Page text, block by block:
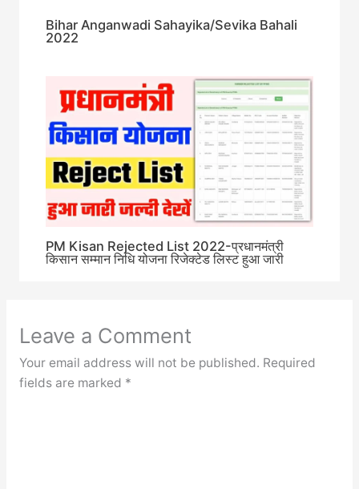
Bihar Anganwadi Sahayika/Sevika Bahali
2022
PM Kisan Rejected List 2022-प्रधानमंत्री
किसान सम्मान निधि योजना रिजेक्टेड लिस्ट हुआ जारी
Leave a Comment
Your email address will not be published. Required
fields are marked *